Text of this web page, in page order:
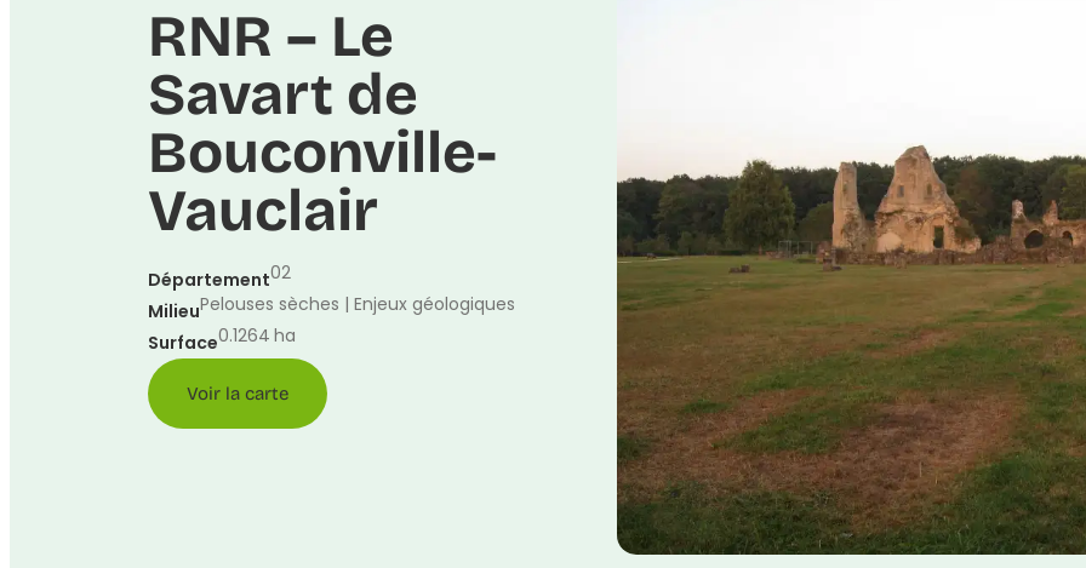
RNR – Le
Savart de
Bouconville-
Vauclair
Département02
MilieuPelouses sèches | Enjeux géologiques
Surface0.1264 ha
Voir la carte